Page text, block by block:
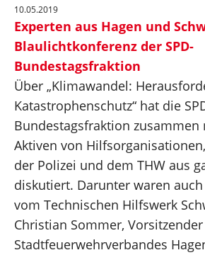
10.05.2019
Experten aus Hagen und
Blaulichtkonferenz der SPD-
Bundestagsfraktion
Über „Klimawandel:
Katastrophenschutz“ hat die
Bundestagsfraktion
Aktiven von
der Polizei und dem THW aus
diskutiert. Darunter waren
vom Technischen Hilfswerk
Christian Sommer,
Stadtfeuerwehrverbandes